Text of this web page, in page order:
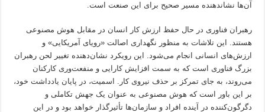
آن‌ها نشاندهنده مسیر صحیح برای این صنعت است.
رهبران فناوری در حال حفظ ارزش کار انسان در مقابل هوش مصنوعی
هستند. این تلاشات به منظور نگهداری اصالت «رویای آمریکایی» و
ارزش‌های انسانی انجام می‌شود. این رویکرد نشان‌دهنده تغییر لحن رهبران
بزرگ فناوری است که به سمت افزایش کارایی و منفعت‌وری کارکنان
می‌روند، به جای تمرکز بر حذف نیروی کار. اسمیت، در پایان یادداشت خود،
بر این باور است که هوش مصنوعی به عنوان یک جهش تکاملی و
دگرگون‌کننده در آینده افراد و سازمان‌ها تأثیرگذار خواهد بود و در این